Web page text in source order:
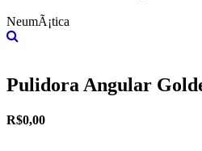
NeumÃ¡tica
Pulidora Angular
R$0,00